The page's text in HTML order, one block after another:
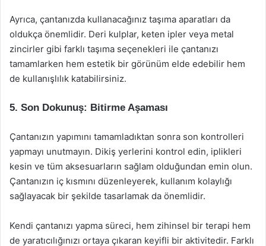
Ayrıca, çantanızda kullanacağınız taşıma aparatları da
oldukça önemlidir. Deri kulplar, keten ipler veya metal
zincirler gibi farklı taşıma seçenekleri ile çantanızı
tamamlarken hem estetik bir görünüm elde edebilir hem
de kullanışlılık katabilirsiniz.
5. Son Dokunuş: Bitirme Aşaması
Çantanızın yapımını tamamladıktan sonra son kontrolleri
yapmayı unutmayın. Dikiş yerlerini kontrol edin, iplikleri
kesin ve tüm aksesuarların sağlam olduğundan emin olun.
Çantanızın iç kısmını düzenleyerek, kullanım kolaylığı
sağlayacak bir şekilde tasarlamak da önemlidir.
Kendi çantanızı yapma süreci, hem zihinsel bir terapi hem
de yaratıcılığınızı ortaya çıkaran keyifli bir aktivitedir. Farklı